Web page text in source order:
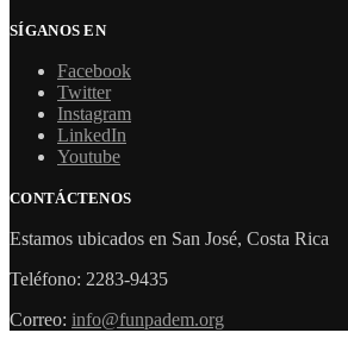
SÍGANOS EN
Facebook
Twitter
Instagram
LinkedIn
Youtube
CONTÁCTENOS
Estamos ubicados en San José, Costa Rica
Teléfono: 2283-9435
Correo: info@funpadem.org